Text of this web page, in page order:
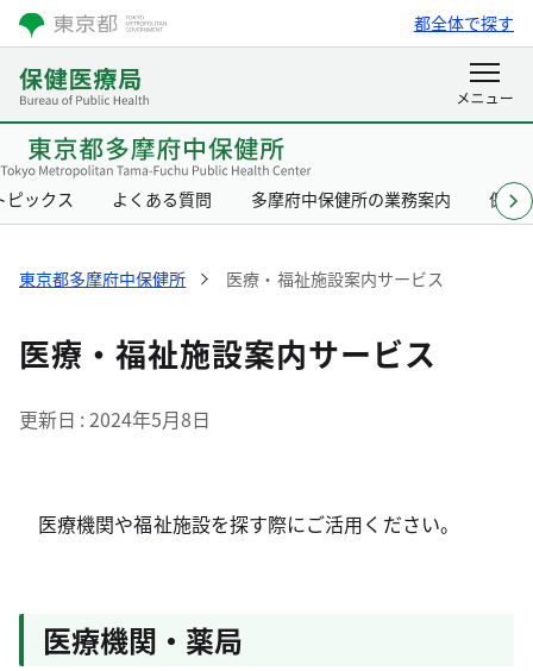
都全体で探す
ピックス よくある質問 多摩府中保健所の業務案内 保健
東京都多摩府中保健所 医療・福祉施設案内サービス
医療・福祉施設案内サービス
更新日 2024年5月8日
医療機関や福祉施設を探す際にご活用ください。
医療機関・薬局